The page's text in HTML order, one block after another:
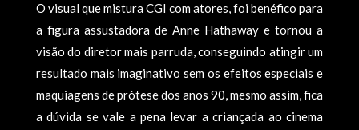
O visual que mistura CGI com atores, foi benéfico para
a figura assustadora de Anne Hathaway e tornou a
visão do diretor mais parruda, conseguindo atingir um
resultado mais imaginativo sem os efeitos especiais e
maquiagens de prótese dos anos 90, mesmo assim, fica
a dúvida se vale a pena levar a criançada ao cinema